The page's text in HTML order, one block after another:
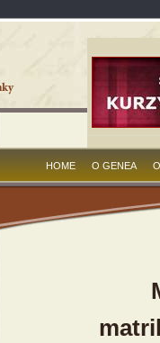
HOME O GENEA